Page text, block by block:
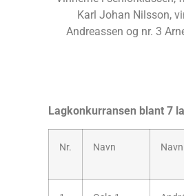
Karl Johan Nilsson,
Andreassen og nr. 3
Lagkonkurransen blant 7
Nr. Navn Navn